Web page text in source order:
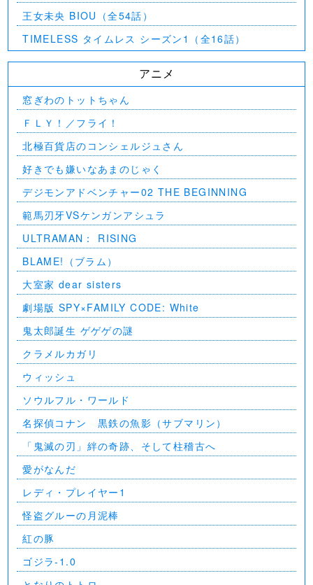
王女未央 BIOU（全54話）
TIMELESS タイムレス シーズン1（全16話）
アニメ
窓ぎわのトットちゃん
ＦＬＹ！／フライ！
北極百貨店のコンシェルジュさん
好きでも嫌いなあまのじゃく
デジモンアドベンチャー02 THE BEGINNING
範馬刃牙VSケンガンアシュラ
ULTRAMAN： RISING
BLAME!（ブラム）
大室家 dear sisters
劇場版 SPY×FAMILY CODE: White
⻤太郎誕生 ゲゲゲの謎
クラメルカガリ
ウィッシュ
ソウルフル・ワールド
名探偵コナン 黒鉄の魚影（サブマリン）
「鬼滅の刃」絆の奇跡、そして柱稽古へ
愛がなんだ
レディ・プレイヤー1
怪盗グルーの月泥棒
紅の豚
ゴジラ-1.0